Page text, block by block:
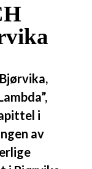
i
av